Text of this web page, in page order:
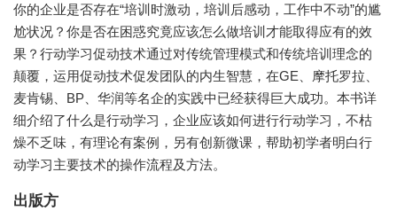
你的企业是否存在“培训时激动，培训后感动，工作中不动”的尴
尬状况？你是否在困惑究竟应该怎么做培训才能取得应有的效
果？行动学习促动技术通过对传统管理模式和传统培训理念的
颠覆，运用促动技术促发团队的内生智慧，在GE、摩托罗拉、
麦肯锡、BP、华润等名企的实践中已经获得巨大成功。本书详
细介绍了什么是行动学习，企业应该如何进行行动学习，不枯
燥不乏味，有理论有案例，另有创新微课，帮助初学者明白行
动学习主要技术的操作流程及方法。
出版方